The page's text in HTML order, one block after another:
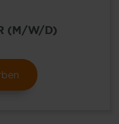
(M/W/D)